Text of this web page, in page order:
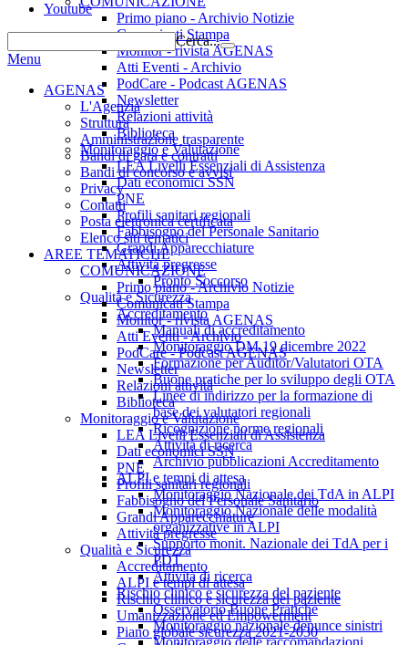
Youtube
Cerca...
Menu
AGENAS
L'Agenzia
Struttura
Amministrazione trasparente
Bandi di gara e contratti
Bandi di concorso e avvisi
Privacy
Contatti
Posta elettronica certificata
Elenco siti tematici
AREE TEMATICHE
COMUNICAZIONE
Primo piano - Archivio Notizie
Comunicati Stampa
Monitor - rivista AGENAS
Atti Eventi - Archivio
PodCare - Podcast AGENAS
Newsletter
Relazioni attività
Biblioteca
Monitoraggio e Valutazione
LEA Livelli Essenziali di Assistenza
Dati economici SSN
PNE
Profili sanitari regionali
Fabbisogno del Personale Sanitario
Grandi Apparecchiature
Attività pregresse
Qualità e Sicurezza
Accreditamento
ALPI e tempi di attesa
Rischio clinico e sicurezza del paziente
Umanizzazione ed Empowerment
Piano globale sicurezza 2021-2030
Primo piano - Archivio Notizie
Comunicati Stampa
Monitor - rivista AGENAS
Atti Eventi - Archivio
PodCare - Podcast AGENAS
Newsletter
Relazioni attività
Biblioteca
Monitoraggio e Valutazione
LEA Livelli Essenziali di Assistenza
Dati economici SSN
PNE
Profili sanitari regionali
Fabbisogno del Personale Sanitario
Grandi Apparecchiature
Attività pregresse
Pronto Soccorso
Qualità e Sicurezza
Accreditamento
Manuali di accreditamento
Monitoraggio DM 19 dicembre 2022
Formazione per Auditor/Valutatori OTA
Buone pratiche per lo sviluppo degli OTA
Linee di indirizzo per la formazione di
base dei valutatori regionali
Ricognizione norme regionali
Attività di ricerca
Archivio pubblicazioni Accreditamento
ALPI e tempi di attesa
Monitoraggio Nazionale dei TdA in ALPI
Monitoraggio Nazionale delle modalità
organizzative in ALPI
Supporto monit. Nazionale dei TdA per i
PDT
Attività di ricerca
Rischio clinico e sicurezza del paziente
Osservatorio Buone Pratiche
Monitoraggio nazionale denunce sinistri
Monitoraggio delle raccomandazioni